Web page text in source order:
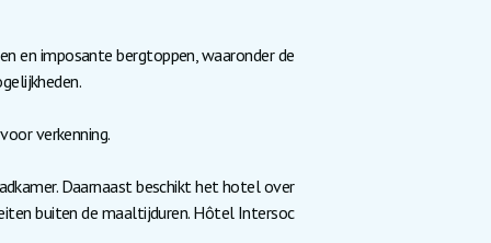
en imposante bergtoppen, waaronder de
verkenning.
Daarnaast beschikt het hotel over
buiten de maaltijduren. Hôtel Intersoc